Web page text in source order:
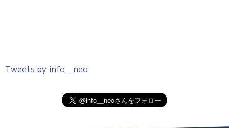
Tweets by info__neo